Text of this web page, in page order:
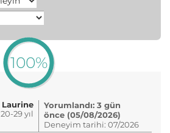
100%
Laurine
20-29 yıl
Yorumlandı: 3 gün
önce (05/08/2026)
Deneyim tarihi: 07/2026